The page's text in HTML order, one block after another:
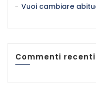
Vuoi cambiare
Commenti recenti